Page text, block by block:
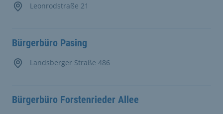
Leonrodstraße 21
Bürgerbüro Pasing
Landsberger Straße 486
Bürgerbüro Forstenrieder Allee